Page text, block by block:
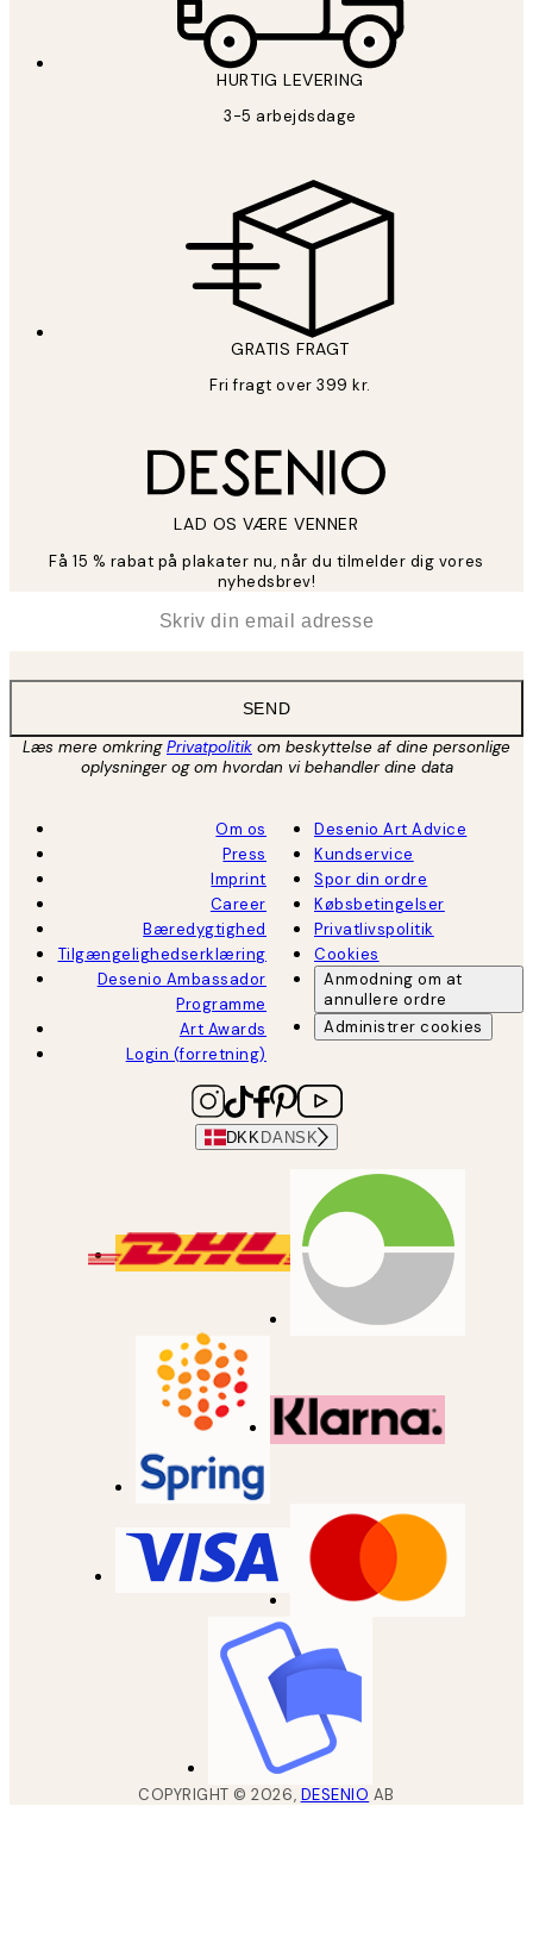
HURTIG LEVERING
3-5 arbejdsdage
GRATIS FRAGT
Fri fragt over 399 kr.
LAD OS VÆRE VENNER
Få 15 % rabat på plakater nu, når du tilmelder dig vores
nyhedsbrev!
SEND
Læs mere omkringPrivatpolitik om beskyttelse af dine personlige
oplysninger og om hvordan vi behandler dine data
Om os
Press
Imprint
Career
Bæredygtighed
Tilgængelighedserklæring
Desenio Ambassador
Programme
Art Awards
Login (forretning)
Desenio Art Advice
Kundservice
Spor din ordre
Købsbetingelser
Privatlivspolitik
Cookies
Anmodning om at
annullere ordre
Administrer cookies
DKK DANSK
COPYRIGHT ©2026, DESENIO AB